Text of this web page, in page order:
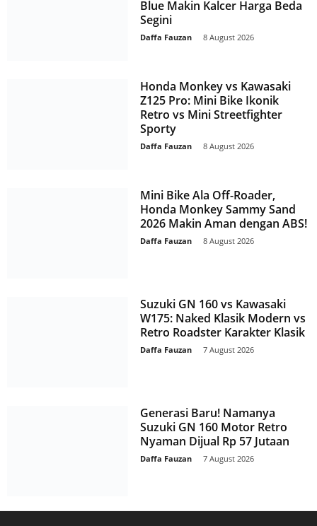
Blue Makin Kalcer Harga Beda
Segini
Daffa Fauzan 8 August 2026
Honda Monkey vs Kawasaki
Z125 Pro: Mini Bike Ikonik
Retro vs Mini Streetfighter
Sporty
Daffa Fauzan 8 August 2026
Mini Bike Ala Off-Roader,
Honda Monkey Sammy Sand
2026 Makin Aman dengan ABS!
Daffa Fauzan 8 August 2026
Suzuki GN 160 vs Kawasaki
W175: Naked Klasik Modern vs
Retro Roadster Karakter Klasik
Daffa Fauzan 7 August 2026
Generasi Baru! Namanya
Suzuki GN 160 Motor Retro
Nyaman Dijual Rp 57 Jutaan
Daffa Fauzan 7 August 2026